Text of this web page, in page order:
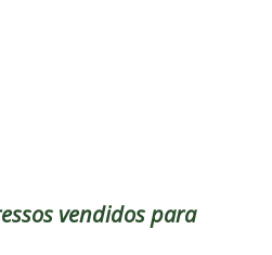
vendidos para